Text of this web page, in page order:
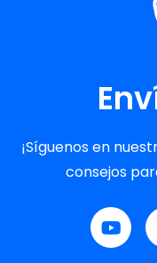
¡Síguenos en
consejos